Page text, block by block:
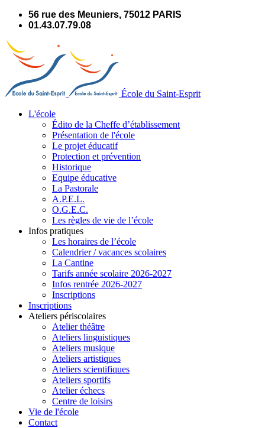
56 rue des Meuniers, 75012 PARIS
01.43.07.79.08
École du Saint-Esprit
L'école
Édito de la Cheffe d’établissement
Présentation de l'école
Le projet éducatif
Protection et prévention
Historique
Equipe éducative
La Pastorale
A.P.E.L.
O.G.E.C.
Les règles de vie de l’école
Infos pratiques
Les horaires de l’école
Calendrier / vacances scolaires
La Cantine
Tarifs année scolaire 2026-2027
Infos rentrée 2026-2027
Inscriptions
Inscriptions
Ateliers périscolaires
Atelier théâtre
Ateliers linguistiques
Ateliers musique
Ateliers artistiques
Ateliers scientifiques
Ateliers sportifs
Atelier échecs
Centre de loisirs
Vie de l'école
Contact